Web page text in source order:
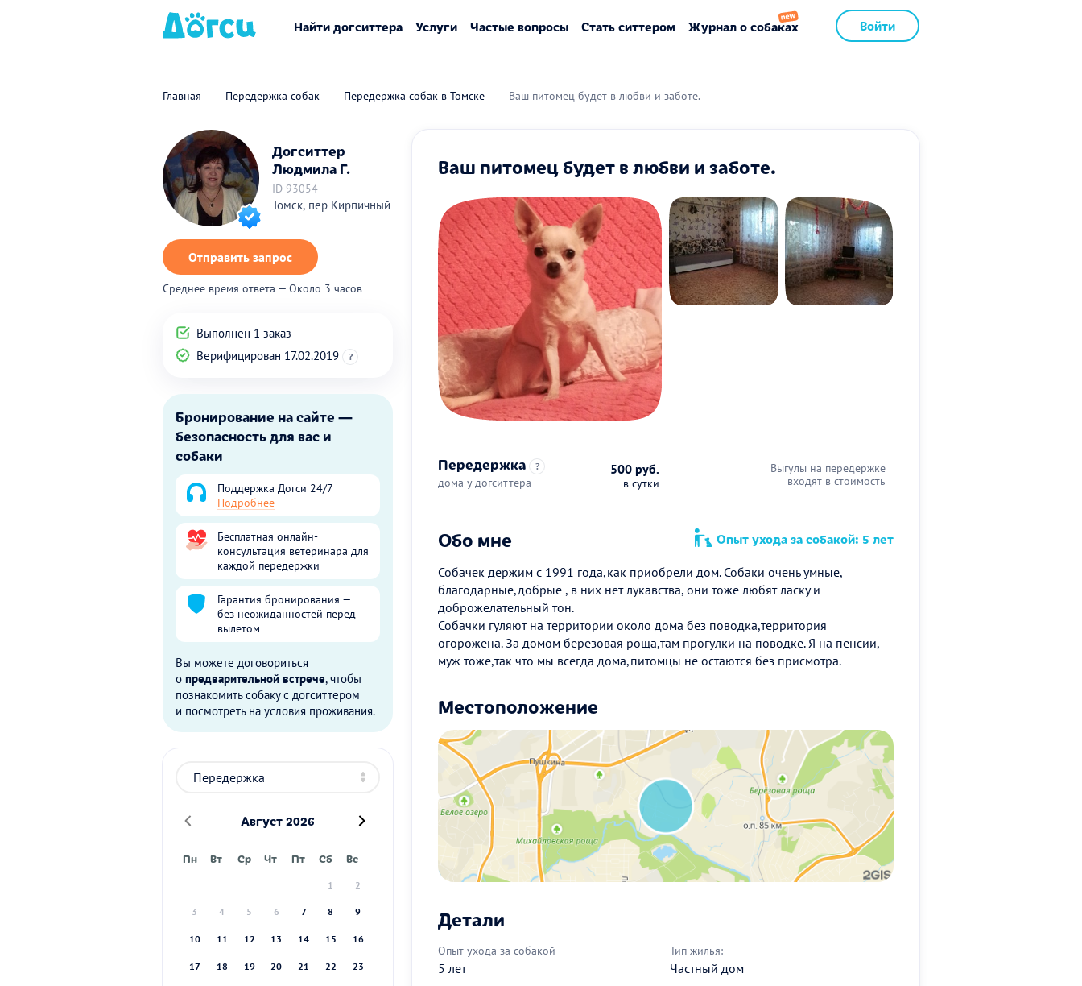
Войти
Найти догситтера Услуги Частые вопросы Стать ситтером Журнал о собаках
Главная Передержка собак Передержка собак в Томске Ваш питомец будет в любви и заботе.
Догситтер
Людмила Г.
ID 93054
Томск, пер Кирпичный
Отправить запрос
Среднее время ответа — Около 3 часов
Выполнен 1 заказ
Верифицирован 17.02.2019
?
Бронирование на сайте —
безопасность для вас и
собаки
Поддержка Догси 24/7
Подробнее
Бесплатная онлайн-
консультация ветеринара для
каждой передержки
Гарантия бронирования —
без неожиданностей перед
вылетом
Вы можете договориться
о предварительной встрече, чтобы
познакомить собаку с догситтером
и посмотреть на условия проживания.
Август 2026
Пн Вт Ср Чт Пт Сб Вс
1 2
3 4 5 6 7 8 9
10 11 12 13 14 15 16
17 18 19 20 21 22 23
Ваш питомец будет в любви и заботе.
Передержка ?
дома у догситтера
500 руб.
в сутки
Выгулы на передержке
входят в стоимость
Обо мне Опыт ухода за собакой: 5 лет
Собачек держим с 1991 года,как приобрели дом. Собаки очень умные,
благодарные,добрые , в них нет лукавства, они тоже любят ласку и
доброжелательный тон.
Собачки гуляют на территории около дома без поводка,территория
огорожена. За домом березовая роща,там прогулки на поводке. Я на пенсии,
муж тоже,так что мы всегда дома,питомцы не остаются без присмотра.
Местоположение
Детали
Опыт ухода за собакой
5 лет
Тип жилья:
Частный дом